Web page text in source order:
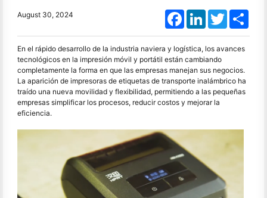
August 30, 2024 FacebookLinkedInTwitter
En el rápido desarrollo de la industria naviera y logística, los avances
tecnológicos en la impresión móvil y portátil están cambiando
completamente la forma en que las empresas manejan sus negocios.
La aparición de impresoras de etiquetas de transporte inalámbrico ha
traído una nueva movilidad y flexibilidad, permitiendo a las pequeñas
empresas simplificar los procesos, reducir costos y mejorar la
eficiencia.